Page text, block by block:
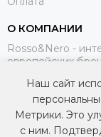
О КОМПАНИИ
Rosso&Nero -
европейских
МЫ ВНаш сайт
Метрики. Это
с ним.